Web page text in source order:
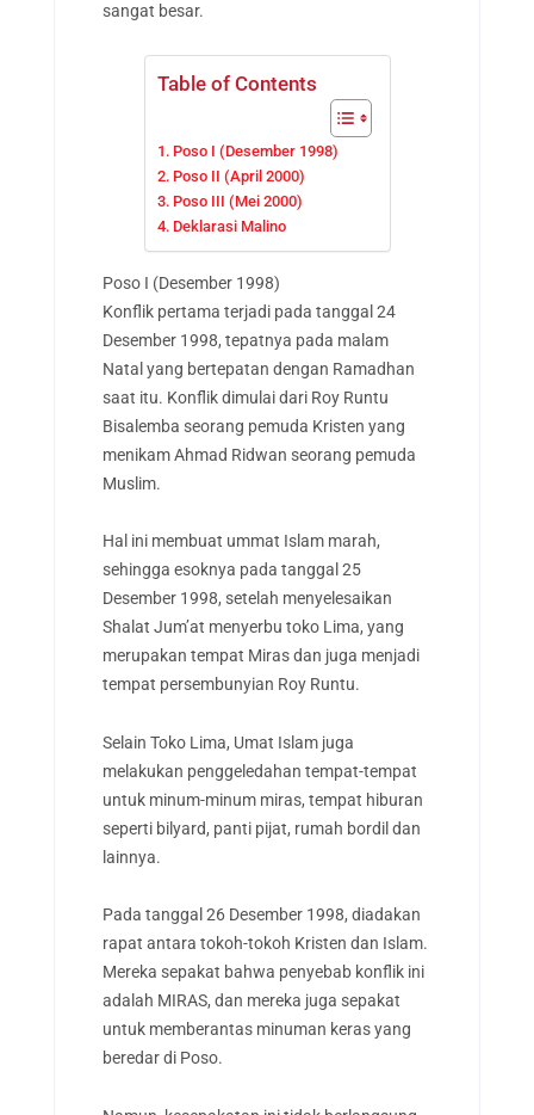
sangat besar.
Table of Contents
Poso I (Desember 1998)
Poso II (April 2000)
Poso III (Mei 2000)
Deklarasi Malino
Poso I (Desember 1998)
Konflik pertama terjadi pada tanggal 24
Desember 1998, tepatnya pada malam
Natal yang bertepatan dengan Ramadhan
saat itu. Konflik dimulai dari Roy Runtu
Bisalemba seorang pemuda Kristen yang
menikam Ahmad Ridwan seorang pemuda
Muslim.
Hal ini membuat ummat Islam marah,
sehingga esoknya pada tanggal 25
Desember 1998, setelah menyelesaikan
Shalat Jum’at menyerbu toko Lima, yang
merupakan tempat Miras dan juga menjadi
tempat persembunyian Roy Runtu.
Selain Toko Lima, Umat Islam juga
melakukan penggeledahan tempat-tempat
untuk minum-minum miras, tempat hiburan
seperti bilyard, panti pijat, rumah bordil dan
lainnya.
Pada tanggal 26 Desember 1998, diadakan
rapat antara tokoh-tokoh Kristen dan Islam.
Mereka sepakat bahwa penyebab konflik ini
adalah MIRAS, dan mereka juga sepakat
untuk memberantas minuman keras yang
beredar di Poso.